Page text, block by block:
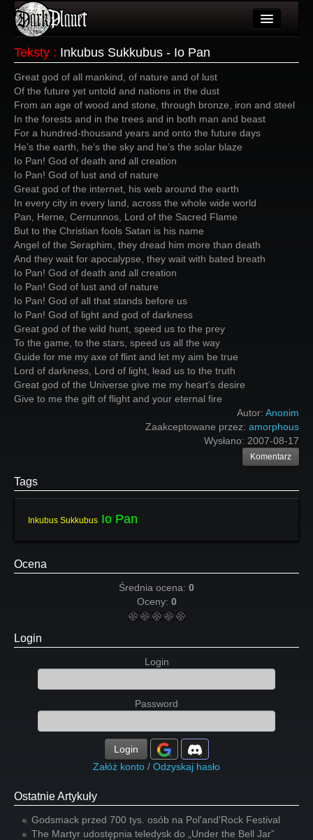
Wydarzenia
Galeria
Forum
Więcej
Login
Teksty : Inkubus Sukkubus - Io Pan
Great god of all mankind, of nature and of lust
Of the future yet untold and nations in the dust
From an age of wood and stone, through bronze, iron and steel
In the forests and in the trees and in both man and beast
For a hundred-thousand years and onto the future days
He’s the earth, he’s the sky and he’s the solar blaze
Io Pan! God of death and all creation
Io Pan! God of lust and of nature
Great god of the internet, his web around the earth
In every city in every land, across the whole wide world
Pan, Herne, Cernunnos, Lord of the Sacred Flame
But to the Christian fools Satan is his name
Angel of the Seraphim, they dread him more than death
And they wait for apocalypse, they wait with bated breath
Io Pan! God of death and all creation
Io Pan! God of lust and of nature
Io Pan! God of all that stands before us
Io Pan! God of light and god of darkness
Great god of the wild hunt, speed us to the prey
To the game, to the stars, speed us all the way
Guide for me my axe of flint and let my aim be true
Lord of darkness, Lord of light, lead us to the truth
Great god of the Universe give me my heart’s desire
Give to me the gift of flight and your eternal fire
Autor: Anonim
Zaakceptowane przez: amorphous
Wysłano: 2007-08-17
Komentarz
Tags
Inkubus Sukkubus Io Pan
Ocena
Średnia ocena: 0
Oceny: 0
Login
Login
Password
Login
Załóż konto / Odzyskaj hasło
Ostatnie Artykuły
Godsmack przed 700 tys. osób na Pol'and'Rock Festival
The Martyr udostępnia teledysk do „Under the Bell Jar”